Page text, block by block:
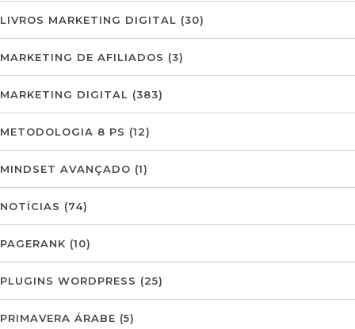
LIVROS MARKETING DIGITAL (30)
MARKETING DE AFILIADOS (3)
MARKETING DIGITAL (383)
METODOLOGIA 8 PS (12)
MINDSET AVANÇADO (1)
NOTÍCIAS (74)
PAGERANK (10)
PLUGINS WORDPRESS (25)
PRIMAVERA ÁRABE (5)